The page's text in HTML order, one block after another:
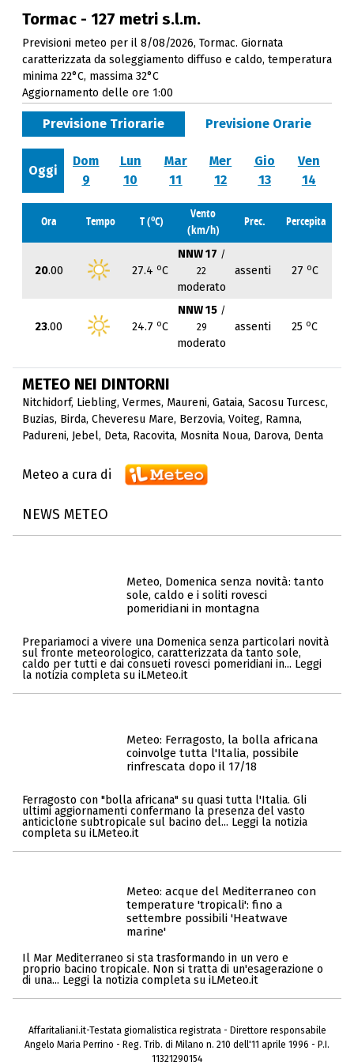
Tormac - 127 metri s.l.m.
Previsioni meteo per il 8/08/2026, Tormac. Giornata
caratterizzata da soleggiamento diffuso e caldo, temperatura
minima 22°C, massima 32°C
Aggiornamento delle ore 1:00
Previsione Triorarie Previsione Orarie
Oggi
Dom
9
Lun
10
Mar
11
Mer
12
Gio
13
Ven
14
Ora Tempo T (oC)
Vento
(km/h)
Prec. Percepita
20.00 27.4 oC
NNW 17 /
22
moderato
assenti 27 oC
23.00 24.7 oC
NNW 15 /
29
moderato
assenti 25 oC
METEO NEI DINTORNI
Nitchidorf, Liebling, Vermes, Maureni, Gataia, Sacosu Turcesc,
Buzias, Birda, Cheveresu Mare, Berzovia, Voiteg, Ramna,
Padureni, Jebel, Deta, Racovita, Mosnita Noua, Darova, Denta
Meteo a cura di
NEWS METEO
Meteo, Domenica senza novità: tanto
sole, caldo e i soliti rovesci
pomeridiani in montagna
Prepariamoci a vivere una Domenica senza particolari novità
sul fronte meteorologico, caratterizzata da tanto sole,
caldo per tutti e dai consueti rovesci pomeridiani in... Leggi
la notizia completa su iLMeteo.it
Meteo: Ferragosto, la bolla africana
coinvolge tutta l'Italia, possibile
rinfrescata dopo il 17/18
Ferragosto con "bolla africana" su quasi tutta l'Italia. Gli
ultimi aggiornamenti confermano la presenza del vasto
anticiclone subtropicale sul bacino del... Leggi la notizia
completa su iLMeteo.it
Meteo: acque del Mediterraneo con
temperature 'tropicali': fino a
settembre possibili 'Heatwave
marine'
Il Mar Mediterraneo si sta trasformando in un vero e
proprio bacino tropicale. Non si tratta di un'esagerazione o
di una... Leggi la notizia completa su iLMeteo.it
Affaritaliani.it-Testata giornalistica registrata - Direttore responsabile
Angelo Maria Perrino - Reg. Trib. di Milano n. 210 dell'11 aprile 1996 - P.I.
11321290154